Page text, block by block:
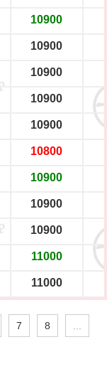
10900
10900
10900
10900
10900
10800
10900
10900
10900
11000
11000
7 8